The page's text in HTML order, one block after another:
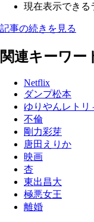
現在表示できる
記事の続きを見る
関連キーワー
Netflix
ダンプ松本
ゆりやんレトリ
不倫
剛力彩芽
唐田えりか
映画
杏
東出昌大
極悪女王
離婚